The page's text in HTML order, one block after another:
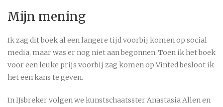
Mijn mening
Ik zag dit boek al een langere tijd voorbij komen op social
media, maar was er nog niet aan begonnen. Toen ik het boek
voor een leuke prijs voorbij zag komen op Vinted besloot ik
het een kans te geven.
In IJsbreker volgen we kunstschaatsster Anastasia Allen en